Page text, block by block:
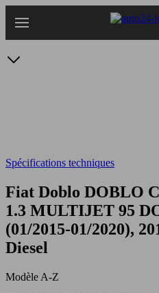
au
Spécifications techniques
Fiat Doblo DOBLO
1.3 MULTIJET 95
(01/2015-01/2020),
Diesel
Modèle A-Z